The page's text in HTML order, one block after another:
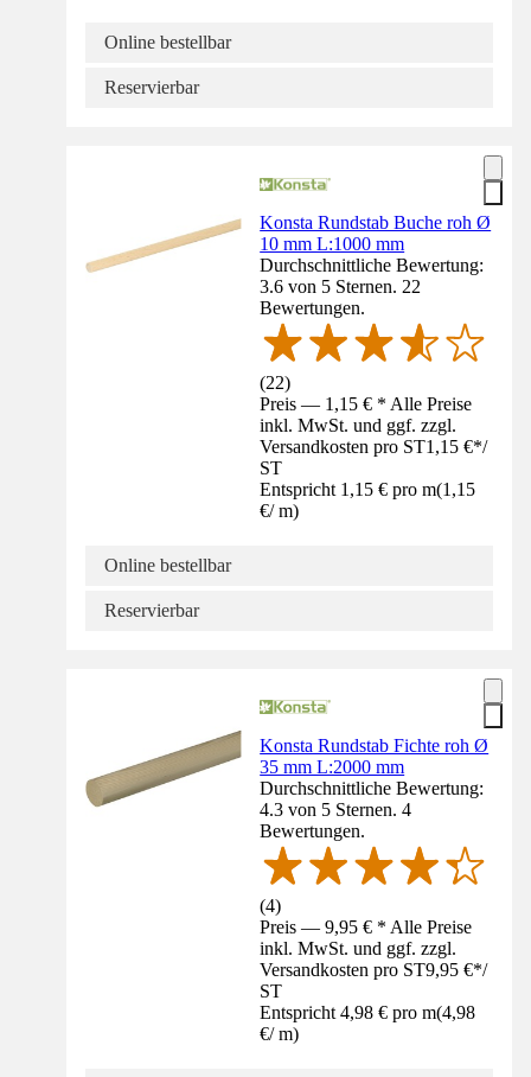
Online bestellbar
Reservierbar
Konsta Rundstab Buche roh Ø
10 mm L:1000 mm
Durchschnittliche Bewertung:
3.6 von 5 Sternen. 22
Bewertungen.
(22)
Preis — 1,15 € * Alle Preise
inkl. MwSt. und ggf. zzgl.
Versandkosten pro ST1,15 €*/
ST
Entspricht 1,15 € pro m(1,15
€/ m)
Online bestellbar
Reservierbar
Konsta Rundstab Fichte roh Ø
35 mm L:2000 mm
Durchschnittliche Bewertung:
4.3 von 5 Sternen. 4
Bewertungen.
(4)
Preis — 9,95 € * Alle Preise
inkl. MwSt. und ggf. zzgl.
Versandkosten pro ST9,95 €*/
ST
Entspricht 4,98 € pro m(4,98
€/ m)